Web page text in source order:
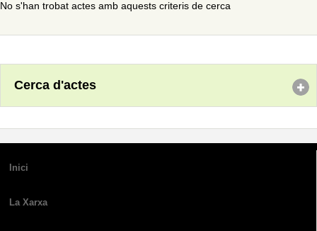
No s'han trobat actes amb aquests criteris de cerca
Cerca d'actes
Inici
La Xarxa